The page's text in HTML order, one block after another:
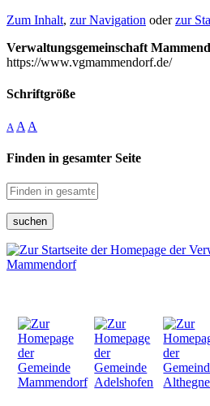
Zum Inhalt, zur Navigation oderzur
Verwaltungsgemeinschaft
https://www.vgmammendorf.de/
Schriftgröße
A A A
Finden in gesamter Seite
suchen